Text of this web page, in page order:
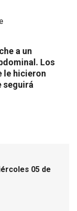
a un
Los
le hicieron
seguirá
05 de